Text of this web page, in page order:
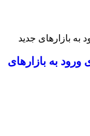
ورود به بازارهای